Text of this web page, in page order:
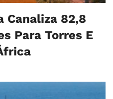
Canaliza 82,8
Para Torres E